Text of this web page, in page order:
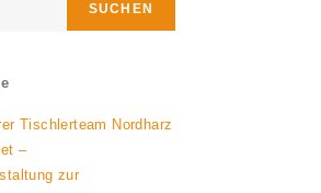
SUCHEN
Tischlerteam Nordharz
–
zur